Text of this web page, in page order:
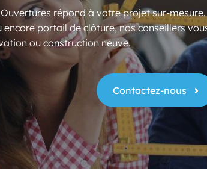
répond à votre projet sur-
encore portail de clôture, nos conseillers
ou construction neuve.
Contactez-nous